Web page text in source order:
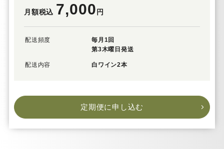
月額税込 7,000円
配送頻度
毎月1回
第3木曜日発送
配送内容 白ワイン2本
定期便に申し込む